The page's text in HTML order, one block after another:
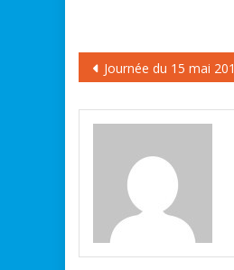
Navigation
de
l’article
Journée du 15 mai 2014 : une mobilisation significative!